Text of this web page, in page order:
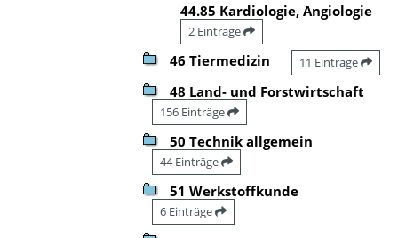
44.85 Kardiologie, Angiologie
2 Einträge
46 Tiermedizin 11 Einträge
48 Land- und Forstwirtschaft
156 Einträge
50 Technik allgemein
44 Einträge
51 Werkstoffkunde
6 Einträge